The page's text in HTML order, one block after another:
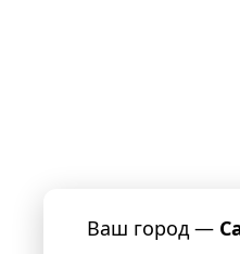
Ваш город —